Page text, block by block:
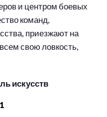
и центром боевых
команд,
приезжают на
свою ловкость,
искусств